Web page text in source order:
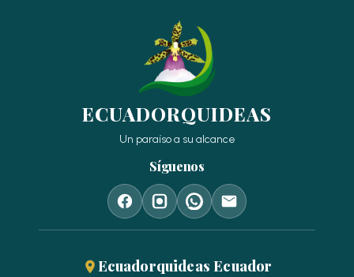
ECUADORQUIDEAS
Un paraíso a su alcance
Síguenos
Ecuadorquideas Ecuador